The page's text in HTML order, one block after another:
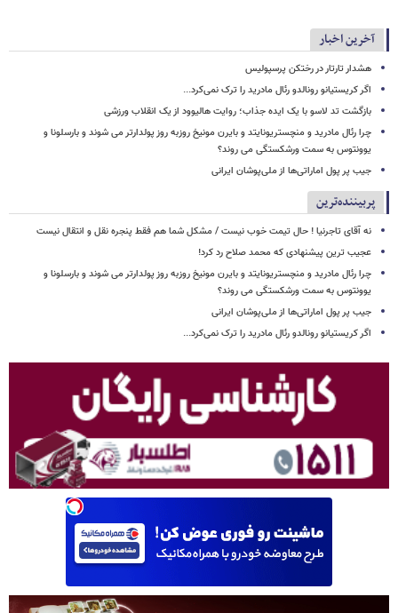
آخرین اخبار
هشدار تارتار در رختکن پرسپولیس
اگر کریستیانو رونالدو رئال مادرید را ترک نمی‌کرد...
بازگشت تد لاسو با یک ایده جذاب؛ روایت هالیوود از یک انقلاب ورزشی
چرا رئال مادرید و منچستریونایتد و بایرن مونیخ روزبه روز پولدارتر می شوند و بارسلونا و
یوونتوس به سمت ورشکستگی می روند؟
جیب پر پول اماراتی‌ها از ملی‌پوشان ایرانی
پربیننده‌ترین
نه آقای تاجرنیا ! حال تیمت خوب نیست / مشکل شما هم فقط پنجره نقل و انتقال نیست
عجیب ترین پیشنهادی که محمد صلاح رد کرد!
چرا رئال مادرید و منچستریونایتد و بایرن مونیخ روزبه روز پولدارتر می شوند و بارسلونا و
یوونتوس به سمت ورشکستگی می روند؟
جیب پر پول اماراتی‌ها از ملی‌پوشان ایرانی
اگر کریستیانو رونالدو رئال مادرید را ترک نمی‌کرد...